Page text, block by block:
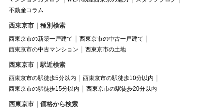
不動産コラム
西東京市｜種別検索
西東京市の新築一戸建て
西東京市の中古一戸建て
西東京市の中古マンション
西東京市の土地
西東京市｜駅近検索
西東京市の駅徒歩5分以内
西東京市の駅徒歩10分以内
西東京市の駅徒歩15分以内
西東京市の駅徒歩20分以内
西東京市｜価格から検索